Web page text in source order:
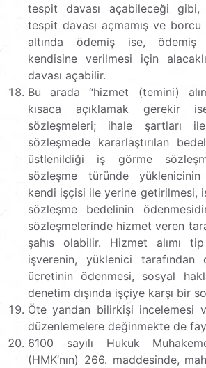
tespit davası açabileceği
tespit davası açmamış ve
altında ödemiş ise, ödemiş
kendisine verilmesi için
davası açabilir.
Bu arada “hizmet (temini)
kısaca açıklamak gerekir
sözleşmeleri; ihale şartları
sözleşmede kararlaştırılan
üstlenildiği iş görme
sözleşme türünde
kendi işçisi ile yerine getirilmesi,
sözleşme bedelinin
sözleşmelerinde hizmet veren
şahıs olabilir. Hizmet alımı
işverenin, yüklenici tarafından
ücretinin ödenmesi, sosyal
denetim dışında işçiye karşı bir
Öte yandan bilirkişi incelemesi
düzenlemelere değinmekte de
6100 sayılı Hukuk
(HMK’nın) 266. maddesinde,